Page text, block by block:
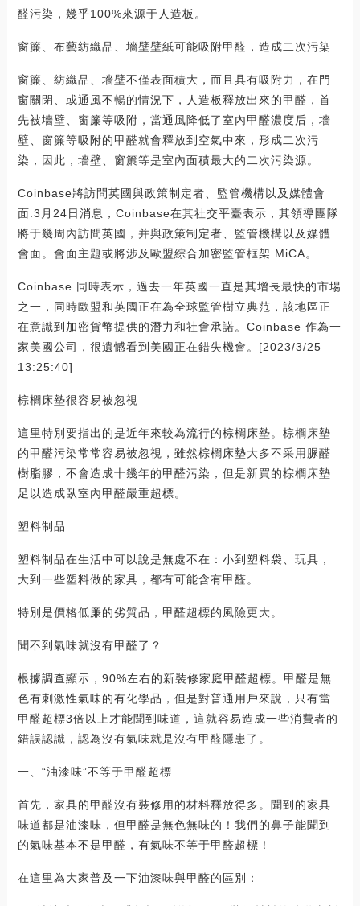
醛污染，幾乎100%來源于人造板。
窗簾、布藝紡織品、墻壁壁紙可能吸附甲醛，造成二次污染
窗簾、紡織品、墻壁不僅表面積大，而且具有吸附力，在門
窗關閉、或通風不暢的情況下，人造板釋放出來的甲醛，首
先被墻壁、窗簾等吸附，當通風降低了室內甲醛濃度后，墻
壁、窗簾等吸附的甲醛就會釋放到空氣中來，形成二次污
染，因此，墻壁、窗簾等是室內面積最大的二次污染源。
Coinbase將訪問英國與政策制定者、監管機構以及媒體會
面:3月24日消息，Coinbase在其社交平臺表示，其領導團隊
將于幾周內訪問英國，并與政策制定者、監管機構以及媒體
會面。會面主題或將涉及歐盟綜合加密監管框架 MiCA。
Coinbase 同時表示，過去一年英國一直是其增長最快的市場
之一，同時歐盟和英國正在為全球監管樹立典范，該地區正
在意識到加密貨幣提供的潛力和社會承諾。Coinbase 作為一
家美國公司，很遺憾看到美國正在錯失機會。[2023/3/25
13:25:40]
棕櫚床墊很容易被忽視
這里特別要指出的是近年來較為流行的棕櫚床墊。棕櫚床墊
的甲醛污染常常容易被忽視，雖然棕櫚床墊大多不采用脲醛
樹脂膠，不會造成十幾年的甲醛污染，但是新買的棕櫚床墊
足以造成臥室內甲醛嚴重超標。
塑料制品
塑料制品在生活中可以說是無處不在：小到塑料袋、玩具，
大到一些塑料做的家具，都有可能含有甲醛。
特別是價格低廉的劣質品，甲醛超標的風險更大。
聞不到氣味就沒有甲醛了？
根據調查顯示，90%左右的新裝修家庭甲醛超標。甲醛是無
色有刺激性氣味的有化學品，但是對普通用戶來說，只有當
甲醛超標3倍以上才能聞到味道，這就容易造成一些消費者的
錯誤認識，認為沒有氣味就是沒有甲醛隱患了。
一、“油漆味”不等于甲醛超標
首先，家具的甲醛沒有裝修用的材料釋放得多。聞到的家具
味道都是油漆味，但甲醛是無色無味的！我們的鼻子能聞到
的氣味基本不是甲醛，有氣味不等于甲醛超標！
在這里為大家普及一下油漆味與甲醛的區別：